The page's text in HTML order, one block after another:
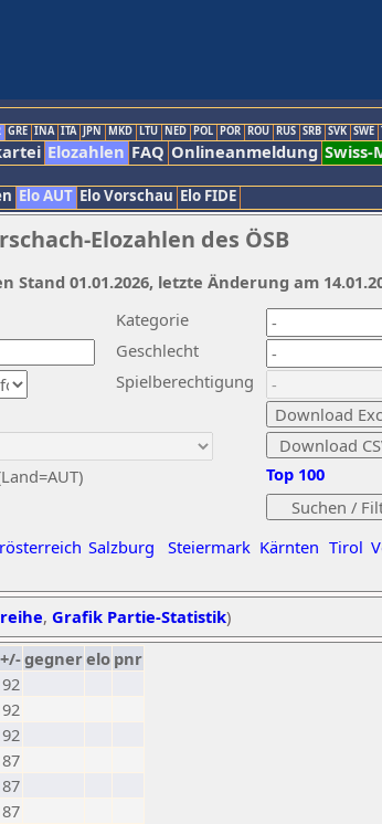
GRE INA ITA JPN MKD LTU NED POL POR ROU RUS SRB SVK SWE
Elozahlen FAQ Onlineanmeldung Swiss-
Elo AUT Elo Vorschau Elo FIDE
Elozahlen des ÖSB
Kategorie
Geschlecht
Spielberechtigung
Salzburg Steiermark Kärnten Tirol
Top 100
Stand 01.01.2026, letzte Änderung am
, Grafik Partie-Statistik)
gegnerelo pnr